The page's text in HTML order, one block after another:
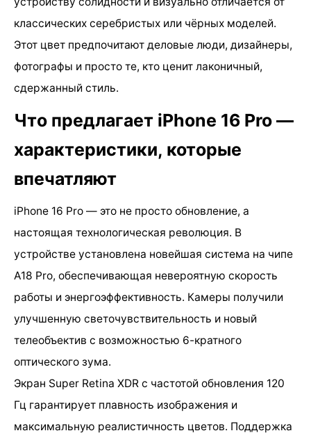
классических серебристых или чёрных моделей.
Этот цвет предпочитают деловые люди, дизайнеры,
фотографы и просто те, кто ценит лаконичный,
сдержанный стиль.
Что предлагает iPhone 16 Pro —
характеристики, которые
впечатляют
iPhone 16 Pro — это не просто обновление, а
настоящая технологическая революция. В
устройстве установлена новейшая система на чипе
A18 Pro, обеспечивающая невероятную скорость
работы и энергоэффективность. Камеры получили
улучшенную светочувствительность и новый
телеобъектив с возможностью 6-кратного
оптического зума.
Экран Super Retina XDR с частотой обновления 120
Гц гарантирует плавность изображения и
максимальную реалистичность цветов. Поддержка